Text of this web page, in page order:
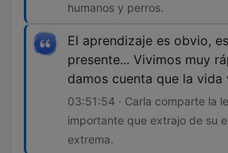
humanos y perros.
El aprendizaje es obvio,
presente... Vivimos muy
damos cuenta que la vida
03:51:54 · Carla comparte la
importante que extrajo de su
extrema.